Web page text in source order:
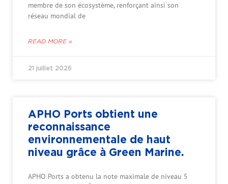
membre de son écosystème, renforçant ainsi son
réseau mondial de
READ MORE »
21 juillet 2026
APHO Ports obtient une
reconnaissance
environnementale de haut
niveau grâce à Green Marine.
APHO Ports a obtenu la note maximale de niveau 5